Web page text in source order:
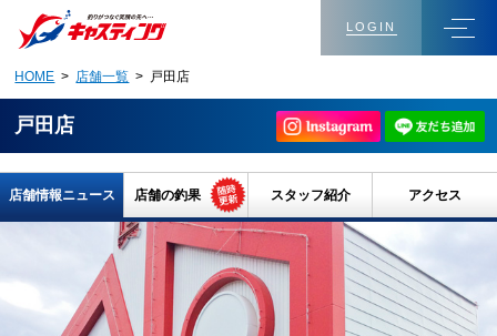
LOGIN
HOME > 店舗一覧 > 戸田店
戸田店
店舗情報ニュース 店舗の釣果 スタッフ紹介 アクセス